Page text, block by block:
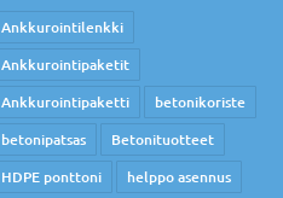
Ankkurointilenkki
Ankkurointipaketit
Ankkurointipaketti
betonikoriste
betonipatsas
Betonituotteet
HDPE ponttoni
helppo asennus